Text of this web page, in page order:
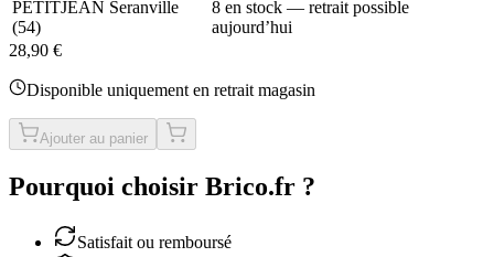
PETITJEAN Seranville
(54)
8 en stock — retrait possible
aujourd’hui
28,90 €
Disponible uniquement en retrait magasin
Ajouter au panier
Pourquoi choisir Brico.fr ?
Satisfait ou remboursé